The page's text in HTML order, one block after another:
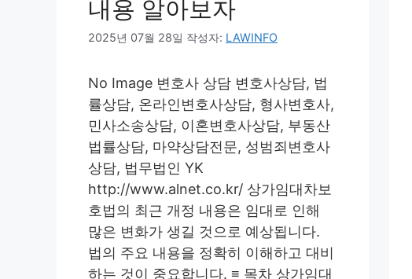
내용 알아보자
2025년 07월 28일 작성자: LAWINFO
No Image 변호사 상담 변호사상담, 법
률상담, 온라인변호사상담, 형사변호사,
민사소송상담, 이혼변호사상담, 부동산
법률상담, 마약상담전문, 성범죄변호사
상담, 법무법인 YK
http://www.alnet.co.kr/ 상가임대차보
호법의 최근 개정 내용은 임대로 인해
많은 변화가 생길 것으로 예상됩니다.
법의 주요 내용을 정확히 이해하고 대비
하는 것이 중요합니다. ≡ 목차 상가임대